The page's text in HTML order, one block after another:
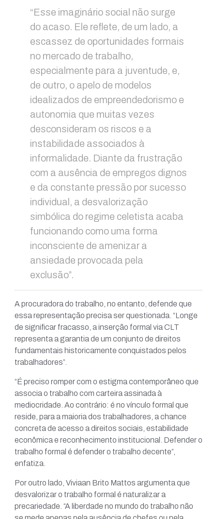
“Esse imaginário social não surge
do acaso. Ele reflete, de um lado, a
escassez de oportunidades formais
no mercado de trabalho,
especialmente para a juventude, e,
de outro, o apelo de modelos
idealizados de empreendedorismo e
autonomia que muitas vezes
desconsideram os riscos e a
instabilidade associados à
informalidade. Diante da frustração
com a ausência de empregos dignos
e da constante pressão por sucesso
individual, a desvalorização
simbólica do regime celetista acaba
funcionando como uma forma
inconsciente de amenizar a
ansiedade provocada pela
exclusão”.
A procuradora do trabalho, no entanto, defende que
essa representação precisa ser questionada. “Longe
de significar fracasso, a inserção formal via CLT
representa a garantia de um conjunto de direitos
fundamentais historicamente conquistados pelos
trabalhadores”.
“É preciso romper com o estigma contemporâneo que
associa o trabalho com carteira assinada à
mediocridade. Ao contrário: é no vínculo formal que
reside, para a maioria dos trabalhadores, a chance
concreta de acesso a direitos sociais, estabilidade
econômica e reconhecimento institucional. Defender o
trabalho formal é defender o trabalho decente”,
enfatiza.
Por outro lado, Viviaan Brito Mattos argumenta que
desvalorizar o trabalho formal é naturalizar a
precariedade. “A liberdade no mundo do trabalho não